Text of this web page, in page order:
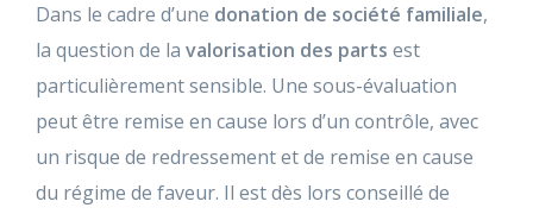
Dans le cadre d’une donation de société familiale,
la question de la valorisation des parts est
particulièrement sensible. Une sous-évaluation
peut être remise en cause lors d’un contrôle, avec
un risque de redressement et de remise en cause
du régime de faveur. Il est dès lors conseillé de